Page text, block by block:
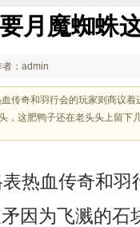
月魔蜘蛛
者：admin
传奇和羽行会的玩家则商议
，这肥鸭子还在老头头上留下
热血传奇和羽
因为飞溅的石